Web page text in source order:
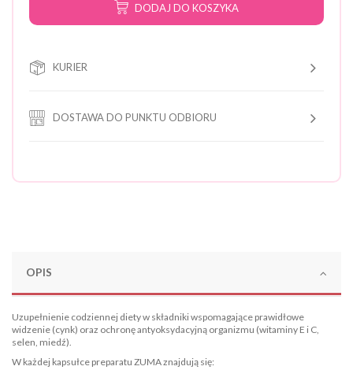
DODAJ DO KOSZYKA
KURIER
DOSTAWA DO PUNKTU ODBIORU
OPIS
Uzupełnienie codziennej diety w składniki wspomagające prawidłowe
widzenie (cynk) oraz ochronę antyoksydacyjną organizmu (witaminy E i C,
selen, miedź).
W każdej kapsułce preparatu ZUMA znajdują się: